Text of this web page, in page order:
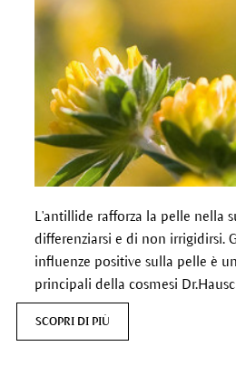
L'antillide rafforza la pelle nella
differenziarsi e di non irrigidirsi.
influenze positive sulla pelle è
principali della cosmesi
SCOPRI DI PIÙ